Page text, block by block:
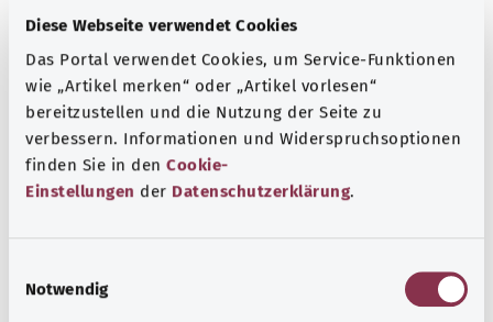
Diese Webseite verwendet Cookies
Das Portal verwendet Cookies, um Service-Funktionen
wie „Artikel merken“ oder „Artikel vorlesen“
bereitzustellen und die Nutzung der Seite zu
verbessern. Informationen und Widerspruchsoptionen
finden Sie in den Cookie-
Einstellungen der Datenschutzerklärung.
Notwendig